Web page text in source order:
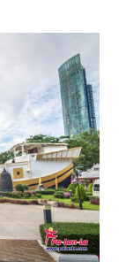
างเดินสกา
บชม